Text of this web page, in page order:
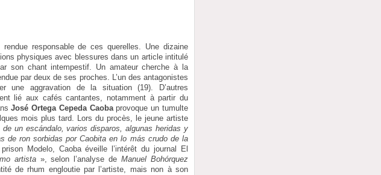
responsable de ces querelles. Une dizaine
physiques avec blessures dans un article intitulé
son chant intempestif. Un amateur cherche à la
par deux de ses proches. L’un des antagonistes
une aggravation de la situation (19). D’autres
lié aux cafés cantantes, notamment à partir du
José Ortega Cepeda Caobaprovoque un tumulte
mois plus tard. Lors du procès, le jeune artiste
un escándalo, varios disparos, algunas heridas y
de ron sorbidas por Caobita en lo más crudo de la
Modelo, Caoba éveille l’intérêt du journal El
artista», selon l’analyse deManuel Bohórquez
de rhum engloutie par l’artiste, mais non à son